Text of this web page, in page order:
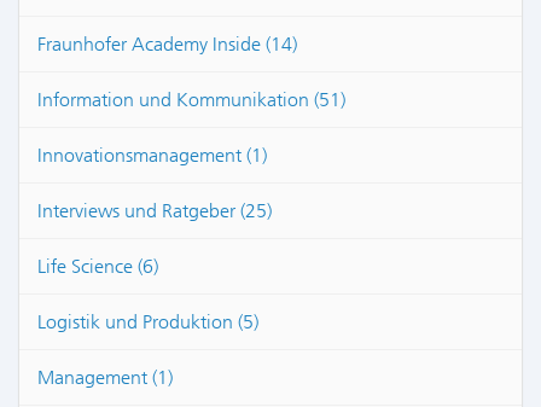
Fraunhofer Academy Inside (14)
Information und Kommunikation (51)
Innovationsmanagement (1)
Interviews und Ratgeber (25)
Life Science (6)
Logistik und Produktion (5)
Management (1)